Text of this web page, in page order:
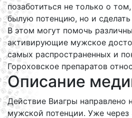
позаботиться не только о
былую потенцию, но и
В этом могут помочь
активирующие мужское
самых распространенных и
Гороховское препаратов
Описание
Действие Виагры направлено
мужской потенции. Уже через